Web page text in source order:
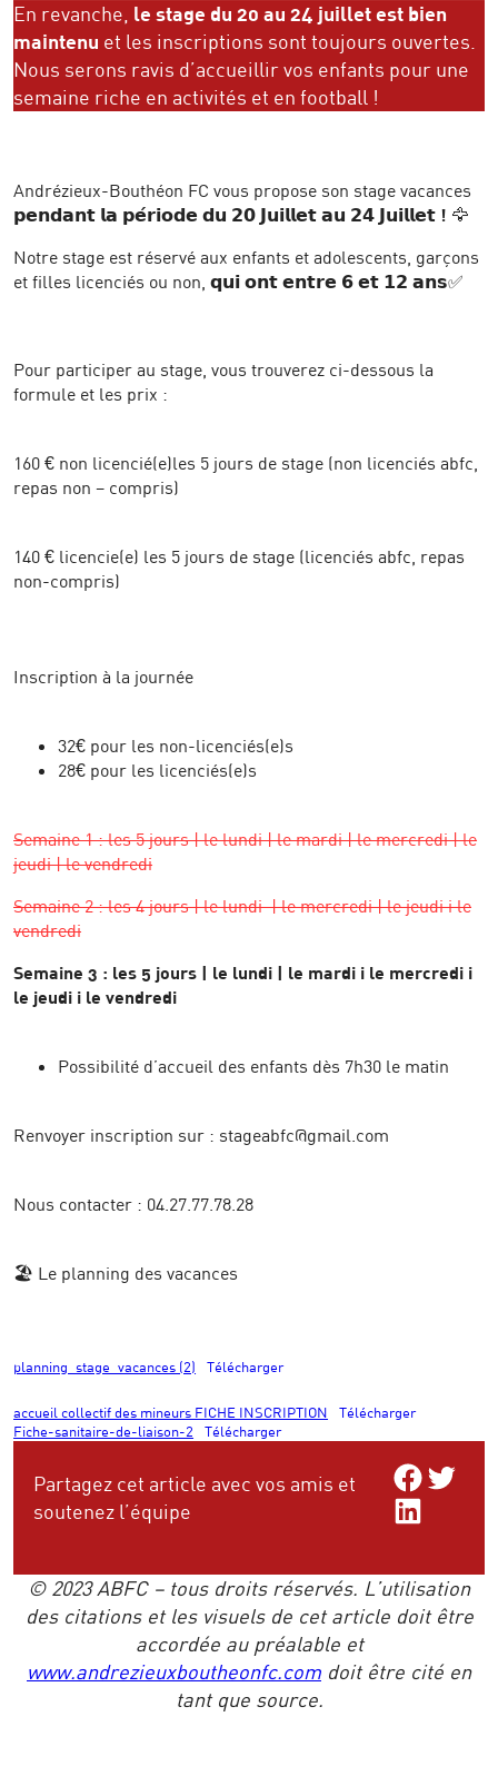
En revanche, le stage du 20 au 24 juillet est bien
maintenu et les inscriptions sont toujours ouvertes.
Nous serons ravis d’accueillir vos enfants pour une
semaine riche en activités et en football !
Andrézieux-Bouthéon FC vous propose son stage vacances
𝗽𝗲𝗻𝗱𝗮𝗻𝘁 𝗹𝗮 𝗽𝗲́𝗿𝗶𝗼𝗱𝗲 𝗱𝘂 𝟮𝟬 𝗝𝘂𝗶𝗹𝗹𝗲𝘁 𝗮𝘂 𝟮𝟰 𝗝𝘂𝗶𝗹𝗹𝗲𝘁 ! 🦅
Notre stage est réservé aux enfants et adolescents, garçons
et filles licenciés ou non, 𝗾𝘂𝗶 𝗼𝗻𝘁 𝗲𝗻𝘁𝗿𝗲 𝟲 𝗲𝘁 𝟭𝟮 𝗮𝗻𝘀✅
Pour participer au stage, vous trouverez ci-dessous la
formule et les prix :
160 € non licencié(e)les 5 jours de stage (non licenciés abfc,
repas non – compris)
140 € licencie(e) les 5 jours de stage (licenciés abfc, repas
non-compris)
Inscription à la journée
32€ pour les non-licenciés(e)s
28€ pour les licenciés(e)s
Semaine 1 : les 5 jours | le lundi | le mardi | le mercredi | le
jeudi | le vendredi
Semaine 2 : les 4 jours | le lundi | le mercredi | le jeudi i le
vendredi
Semaine 3 : les 5 jours | le lundi | le mardi i le mercredi i
le jeudi i le vendredi
Possibilité d’accueil des enfants dès 7h30 le matin
Renvoyer inscription sur : stageabfc@gmail.com
Nous contacter : 04.27.77.78.28
🏖️ Le planning des vacances
planning_stage_vacances (2) Télécharger
accueil collectif des mineurs FICHE INSCRIPTION
Télécharger
Fiche-sanitaire-de-liaison-2
Télécharger
Partagez cet article avec vos amis et
soutenez l’équipe
Share onShare on
Share on LinkedIn
© 2023 ABFC – tous droits réservés. L’utilisation
des citations et les visuels de cet article doit être
accordée au préalable et
www.andrezieuxboutheonfc.com doit être cité en
tant que source.